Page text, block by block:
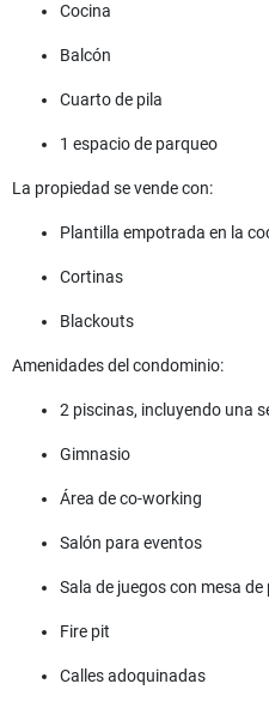
Cocina
Balcón
Cuarto de pila
1 espacio de parqueo
La propiedad se vende con:
Plantilla empotrada en la
Cortinas
Blackouts
Amenidades del condominio:
2 piscinas, incluyendo una
Gimnasio
Área de co-working
Salón para eventos
Sala de juegos con mesa
Fire pit
Calles adoquinadas